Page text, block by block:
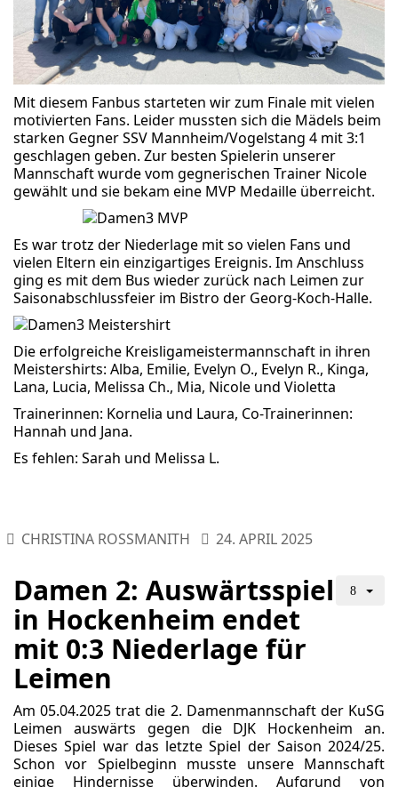
Mit diesem Fanbus starteten wir zum Finale mit vielen
motivierten Fans. Leider mussten sich die Mädels beim
starken Gegner SSV Mannheim/Vogelstang 4 mit 3:1
geschlagen geben. Zur besten Spielerin unserer
Mannschaft wurde vom gegnerischen Trainer Nicole
gewählt und sie bekam eine MVP Medaille überreicht.
Es war trotz der Niederlage mit so vielen Fans und
vielen Eltern ein einzigartiges Ereignis. Im Anschluss
ging es mit dem Bus wieder zurück nach Leimen zur
Saisonabschlussfeier im Bistro der Georg-Koch-Halle.
Die erfolgreiche Kreisligameistermannschaft in ihren
Meistershirts: Alba, Emilie, Evelyn O., Evelyn R., Kinga,
Lana, Lucia, Melissa Ch., Mia, Nicole und Violetta
Trainerinnen: Kornelia und Laura, Co-Trainerinnen:
Hannah und Jana.
Es fehlen: Sarah und Melissa L.
CHRISTINA ROSSMANITH 24. APRIL 2025
Damen 2: Auswärtsspiel
in Hockenheim endet
mit 0:3 Niederlage für
Leimen
Am 05.04.2025 trat die 2. Damenmannschaft der KuSG
Leimen auswärts gegen die DJK Hockenheim an.
Dieses Spiel war das letzte Spiel der Saison 2024/25.
Schon vor Spielbeginn musste unsere Mannschaft
einige Hindernisse überwinden. Aufgrund von